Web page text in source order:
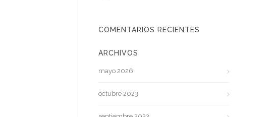
COMENTARIOS RECIENTES
ARCHIVOS
mayo 2026
octubre 2023